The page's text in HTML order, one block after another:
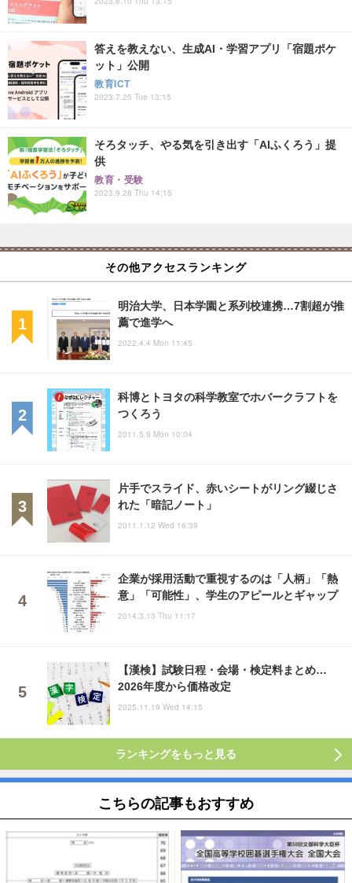
答えを教えない、生成AI・学習アプリ「宿題ポケ
ット」公開
教育ICT
2023.7.25 Tue 13:15
そろタッチ、やる気を引き出す「AIふくろう」提
供
教育・受験
2023.9.28 Thu 14:15
その他アクセスランキング
明治大学、日本学園と系列校連携…7割超が推
薦で進学へ
2022.4.4 Mon 11:45
科博とトヨタの科学教室でホバークラフトを
つくろう
2011.5.9 Mon 10:04
片手でスライド、赤いシートがリング綴じさ
れた「暗記ノート」
2011.1.12 Wed 16:39
企業が採用活動で重視するのは「人柄」「熱
意」「可能性」、学生のアピールとギャップ
2014.3.13 Thu 11:17
【漢検】試験日程・会場・検定料まとめ…
2026年度から価格改定
2025.11.19 Wed 14:15
ランキングをもっと見る
こちらの記事もおすすめ